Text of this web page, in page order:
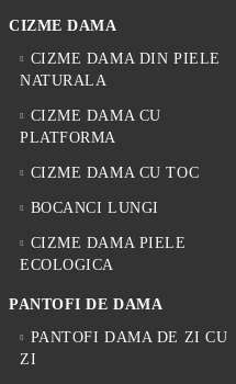
CIZME DAMA
CIZME DAMA DIN PIELE
NATURALA
CIZME DAMA CU
PLATFORMA
CIZME DAMA CU TOC
BOCANCI LUNGI
CIZME DAMA PIELE
ECOLOGICA
PANTOFI DE DAMA
PANTOFI DAMA DE ZI CU
ZI